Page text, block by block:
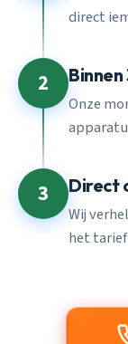
direct
2
Onze
3 Direct
Wij
het